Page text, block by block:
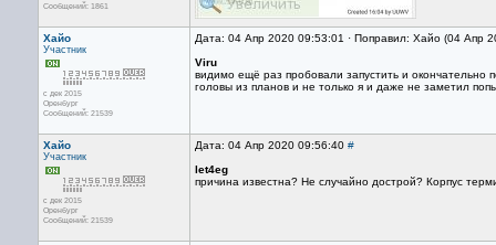
Сообщений: 1861
Хайо
Участник
с дек 2015
Оренбург
Сообщений: 21539
Дата: 04 Апр 2020 09:53:01 · Поправил: Хайо (04 Апр
Viru
видимо ещё раз пробовали запустить и окончательно
головы из планов и не только я и даже не заметил
Хайо
Участник
с дек 2015
Оренбург
Сообщений: 21539
Дата: 04 Апр 2020 09:56:40 #
let4eg
причина известна? Не случайно дострой? Корпус